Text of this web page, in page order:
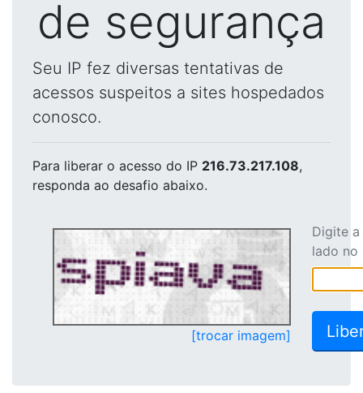
de segurança
Seu IP fez diversas tentativas de
acessos suspeitos a sites hospedados
conosco.
Para liberar o acesso do IP 216.73.217.108,
responda ao desafio abaixo.
[trocar imagem]
Digite
lado no